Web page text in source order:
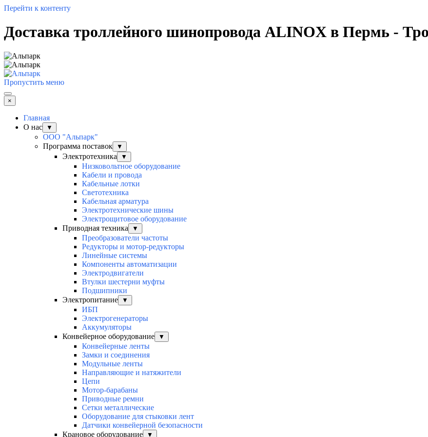
Перейти к контенту
Доставка троллейного шинопровода ALINOX в Пермь -
Пропустить меню
×
Главная
О нас
▼
ООО "Альпарк"
Программа поставок
▼
Электротехника ▼
Низковольтное оборудование
Кабели и провода
Кабельные лотки
Светотехника
Кабельная арматура
Электротехнические шины
Электрощитовое оборудование
Приводная техника
▼
Преобразователи частоты
Редукторы и мотор-редукторы
Линейные системы
Компоненты автоматизации
Электродвигатели
Втулки шестерни муфты
Подшипники
Электропитание
▼
ИБП
Электрогенераторы
Аккумуляторы
Конвейерное оборудование
▼
Конвейерные ленты
Замки и соединения
Модульные ленты
Направляющие и натяжители
Цепи
Мотор-барабаны
Приводные ремни
Сетки металлические
Оборудование для стыковки лент
Датчики конвейерной безопасности
Крановое оборудование
▼